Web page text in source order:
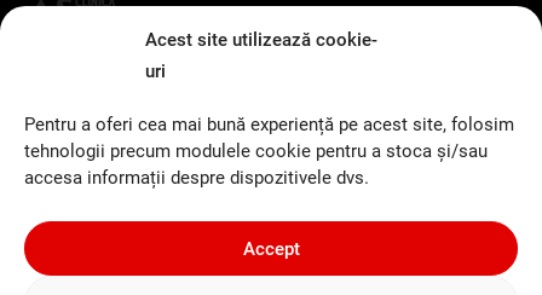
Acest site utilizează cookie-
uri
Pentru a oferi cea mai bună experiență pe acest site, folosim
tehnologii precum modulele cookie pentru a stoca și/sau
accesa informații despre dispozitivele dvs.
Accept
Facebook
Instagram